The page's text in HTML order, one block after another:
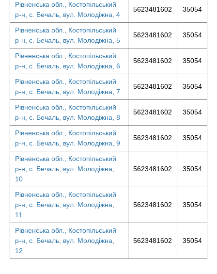
Рівненська обл., Костопільський
р-н, с. Бечаль, вул. Молодіжна, 4
5623481602 35054
Рівненська обл., Костопільський
р-н, с. Бечаль, вул. Молодіжна, 5
5623481602 35054
Рівненська обл., Костопільський
р-н, с. Бечаль, вул. Молодіжна, 6
5623481602 35054
Рівненська обл., Костопільський
р-н, с. Бечаль, вул. Молодіжна, 7
5623481602 35054
Рівненська обл., Костопільський
р-н, с. Бечаль, вул. Молодіжна, 8
5623481602 35054
Рівненська обл., Костопільський
р-н, с. Бечаль, вул. Молодіжна, 9
5623481602 35054
Рівненська обл., Костопільський
р-н, с. Бечаль, вул. Молодіжна,
10
5623481602 35054
Рівненська обл., Костопільський
р-н, с. Бечаль, вул. Молодіжна,
11
5623481602 35054
Рівненська обл., Костопільський
р-н, с. Бечаль, вул. Молодіжна,
12
5623481602 35054